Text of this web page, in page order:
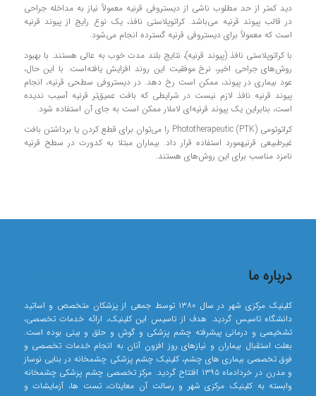
دید کمتر از حد مطلوب ناشی از دیستروفی قرنیه معمولاً نیاز به مداخله جراحی
در قالب پیوند قرنیه می‌باشد. کراتوپلاستی نافذ، یک نوع رایج از پیوند قرنیه
است که معمولاً برای دیستروفی قرنیه گسترده انجام می‌شود.
با کراتوپلاستی نافذ (پیوند قرنیه)، نتایج بلند مدت خوب به عالی هستند. با بهبود
روش‌های جراحی اخیر، نرخ موفقیت این روند افزایش یافته‌است. با این حال،
عود بیماری در پیوند، ممکن است رخ دهد. در دیستروفی سطحی قرنیه، انجام
پیوند قرنیه نافذ لازم نیست در شرایطی که بافت عمیق‌تر قرنیه آسیب ندیده
است، بنابراین یک پیوند قرنیه‌ای لاملار ممکن است به جای آن استفاده شود.
کراتوتومی Phototherapeutic (PTK) را می‌توان برای قطع کردن یا برداشتن بافت
غیرطبیعی قرنیهمورد استفاده قرار داد. بیماران مبتلا به کدورت در سطح قرنیه
نامزد مناسب برای این روش‌های هستند.
درباره ما
کلینیک مرکزی شهر در سال ۱۳۸۰ توسط جمعی از پزشکان متخصص و اساتید
دانشگاه تاسیس گردید. هدف از تاسیس این کلینیک، ارائه خدمات تخصصی،
تشخیصی و درمانی پیشرفته چشم پزشکی و گوش و حلق و بینی بوده است.
بعلت استقبال بیماران و نیازهای روز افزون آنان به انجام خدمات تخصصی و
فوق تخصصی بیماری های چشم، کلینیک چشم پزشکی چشمخانه در بنایی نوساز
و مدرن در خردادماه ۱۳۹۵ افتتاح گردید. مرکز تخصصی چشم پزشکی چشمخانه
وابسته به کلینیک مرکزی شهر و رسالت آن معاینات، تست ها، آزمایشات و